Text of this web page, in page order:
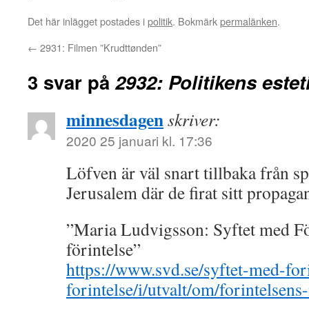
Det här inlägget postades ipolitik. Bokmärkpermalänken.
← 2931: Filmen ”Krudttønden”
3 svar på2932: Politikens
minnesdagenskriver:
2020 25 januari kl. 17:36
Löfven är väl snart tillbaka från
Jerusalem där de firat sitt
”Maria Ludvigsson: Syftet med
förintelse”
https://www.svd.se/syftet-med-
forintelse/i/utvalt/om/